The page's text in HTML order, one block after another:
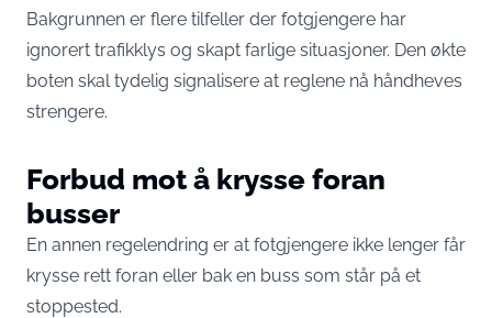
Bakgrunnen er flere tilfeller der fotgjengere har
ignorert trafikklys og skapt farlige situasjoner. Den økte
boten skal tydelig signalisere at reglene nå håndheves
strengere.
Forbud mot å krysse foran
busser
En annen regelendring er at fotgjengere ikke lenger får
krysse rett foran eller bak en buss som står på et
stoppested.